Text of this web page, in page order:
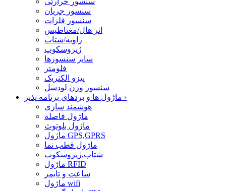
سنسور جریان
سنسور فلزات
اثر هال/مغناطیس
زاویه/شتاب
ژیروسکوپ
سایر سنسورها
فلومتر
پیزو الکتریک
سنسور وزن لودسل
›
هوشمند سازی
ماژول فاصله
ماژول بلوتوث
ماژول GPS,GPRS
ماژول قطب نما
شتاب,ژیروسکوپ
ماژول RFID
ساعت و تایمر
ماژول wifi